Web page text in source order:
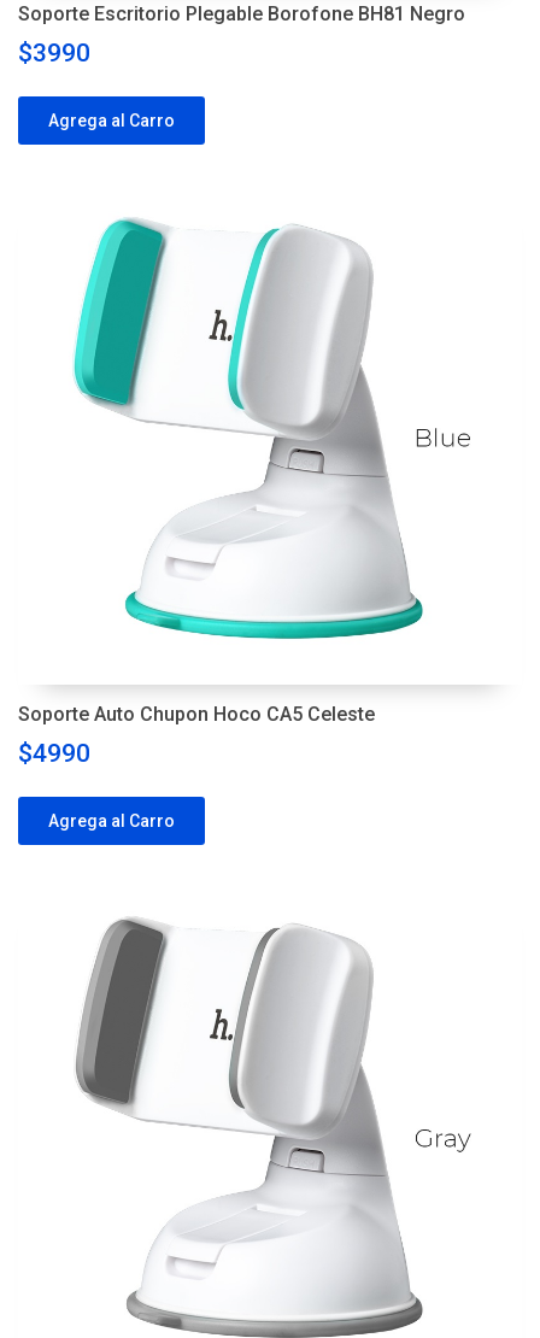
Soporte Escritorio Plegable Borofone BH81 Negro
$3990
Agrega al Carro
Soporte Auto Chupon Hoco CA5 Celeste
$4990
Agrega al Carro